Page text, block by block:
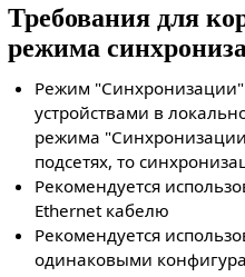
Требования для
режима
Режим "Синхронизации"
устройствами в
режима
подсетях, то
Рекомендуется
Ethernet кабелю
Рекомендуется
одинаковыми